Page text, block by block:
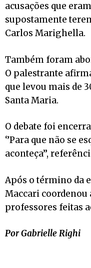
acusações que
supostamente
Carlos Marighella.
Também foram
O palestrante
que levou mais de
Santa Maria.
O debate foi
‘’Para que não se
aconteça’’,
Após o término da
Maccari coordenou
professores feitas
Por Gabrielle Righi